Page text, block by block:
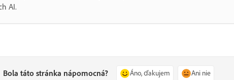
AI.
Bola táto stránka nápomocná? Áno, ďakujem Ani nie